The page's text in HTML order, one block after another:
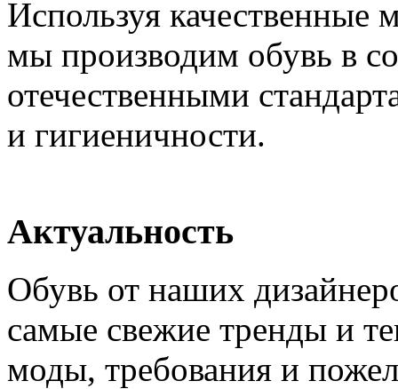
Используя качественные
мы производим обувь в
отечественными
и гигиеничности.
Актуальность
Обувь от наших
самые свежие тренды и
моды, требования и